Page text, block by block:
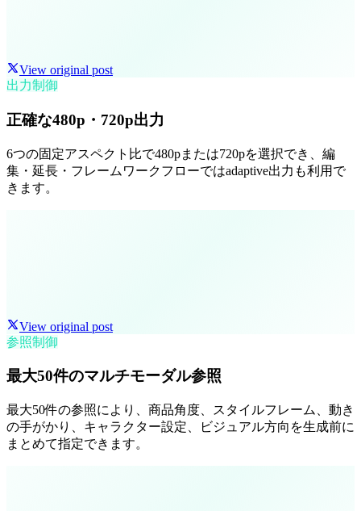
View original post
出力制御
正確な480p・720p出力
6つの固定アスペクト比で480pまたは720pを選択でき、編
集・延長・フレームワークフローではadaptive出力も利用で
きます。
View original post
参照制御
最大50件のマルチモーダル参照
最大50件の参照により、商品角度、スタイルフレーム、動き
の手がかり、キャラクター設定、ビジュアル方向を生成前に
まとめて指定できます。